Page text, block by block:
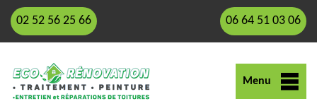
02 52 56 25 66 06 64 51 03 06
Menu